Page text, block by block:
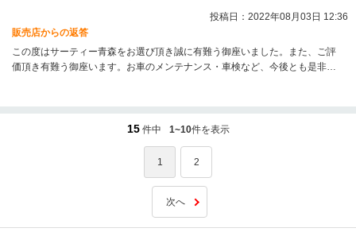
投稿日：2022年08月03日 12:36
販売店からの返答
この度はサーティー青森をお選び頂き誠に有難う御座いました。また、ご評
価頂き有難う御座います。お車のメンテナンス・車検など、今後とも是非宜
15 件中 1~10件を表示
1 2
次へ